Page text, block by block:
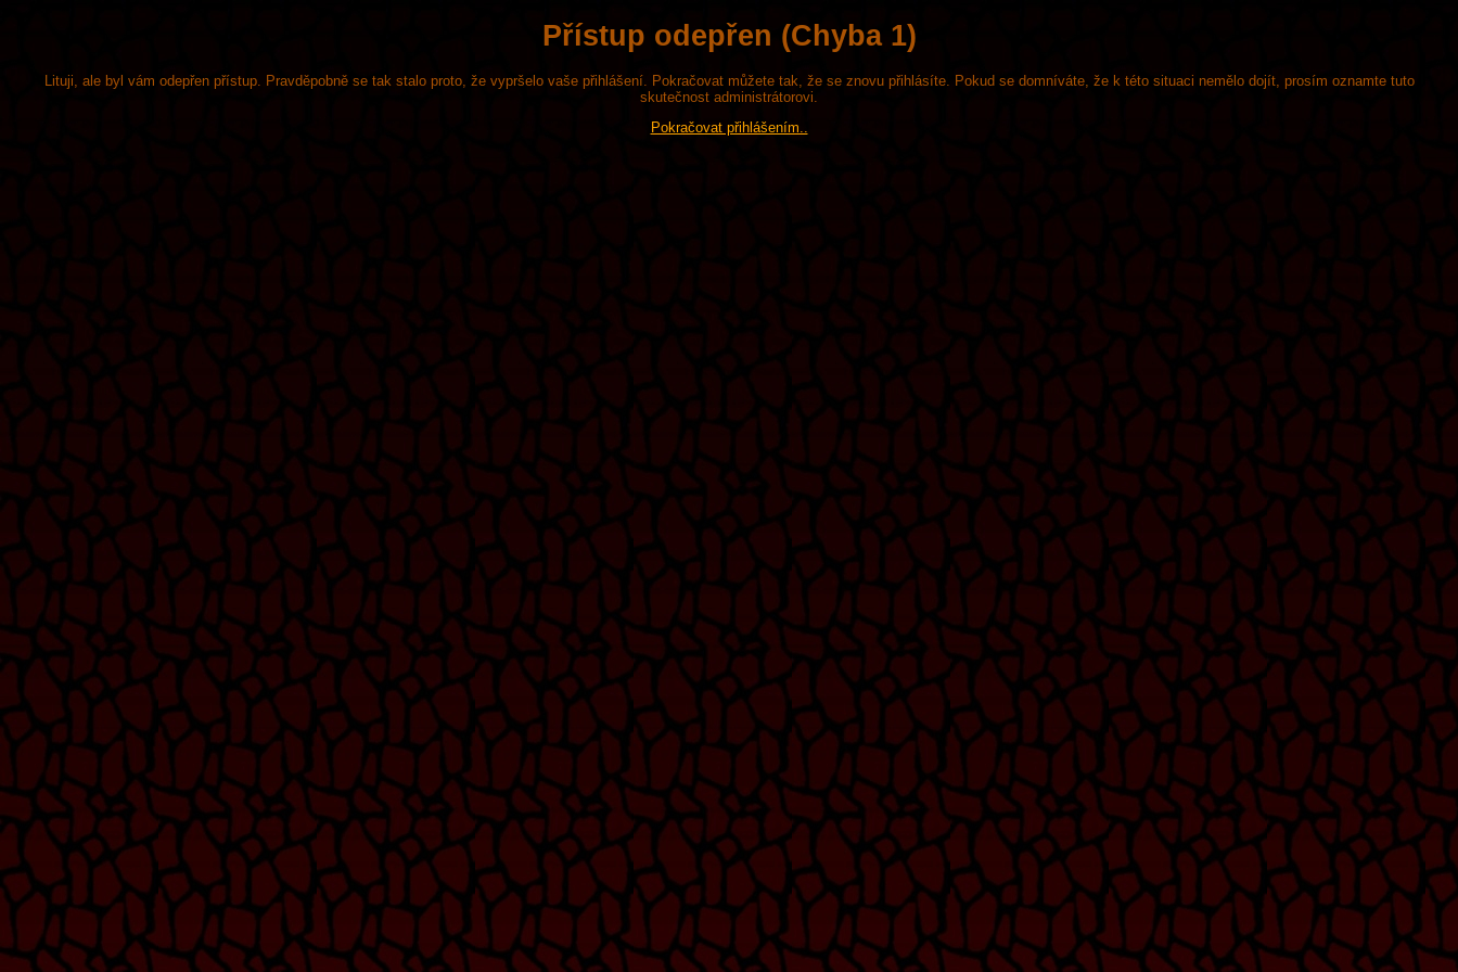
Přístup odepřen (Chyba 1)
Lituji, ale byl vám odepřen přístup. Pravděpobně se tak stalo proto, že vypršelo vaše přihlášení. Pokračovat můžete tak, že se znovu přihlásíte. Pokud se domníváte, že k této situaci nemělo dojít, prosím oznamte tuto
skutečnost administrátorovi.
Pokračovat přihlášením..